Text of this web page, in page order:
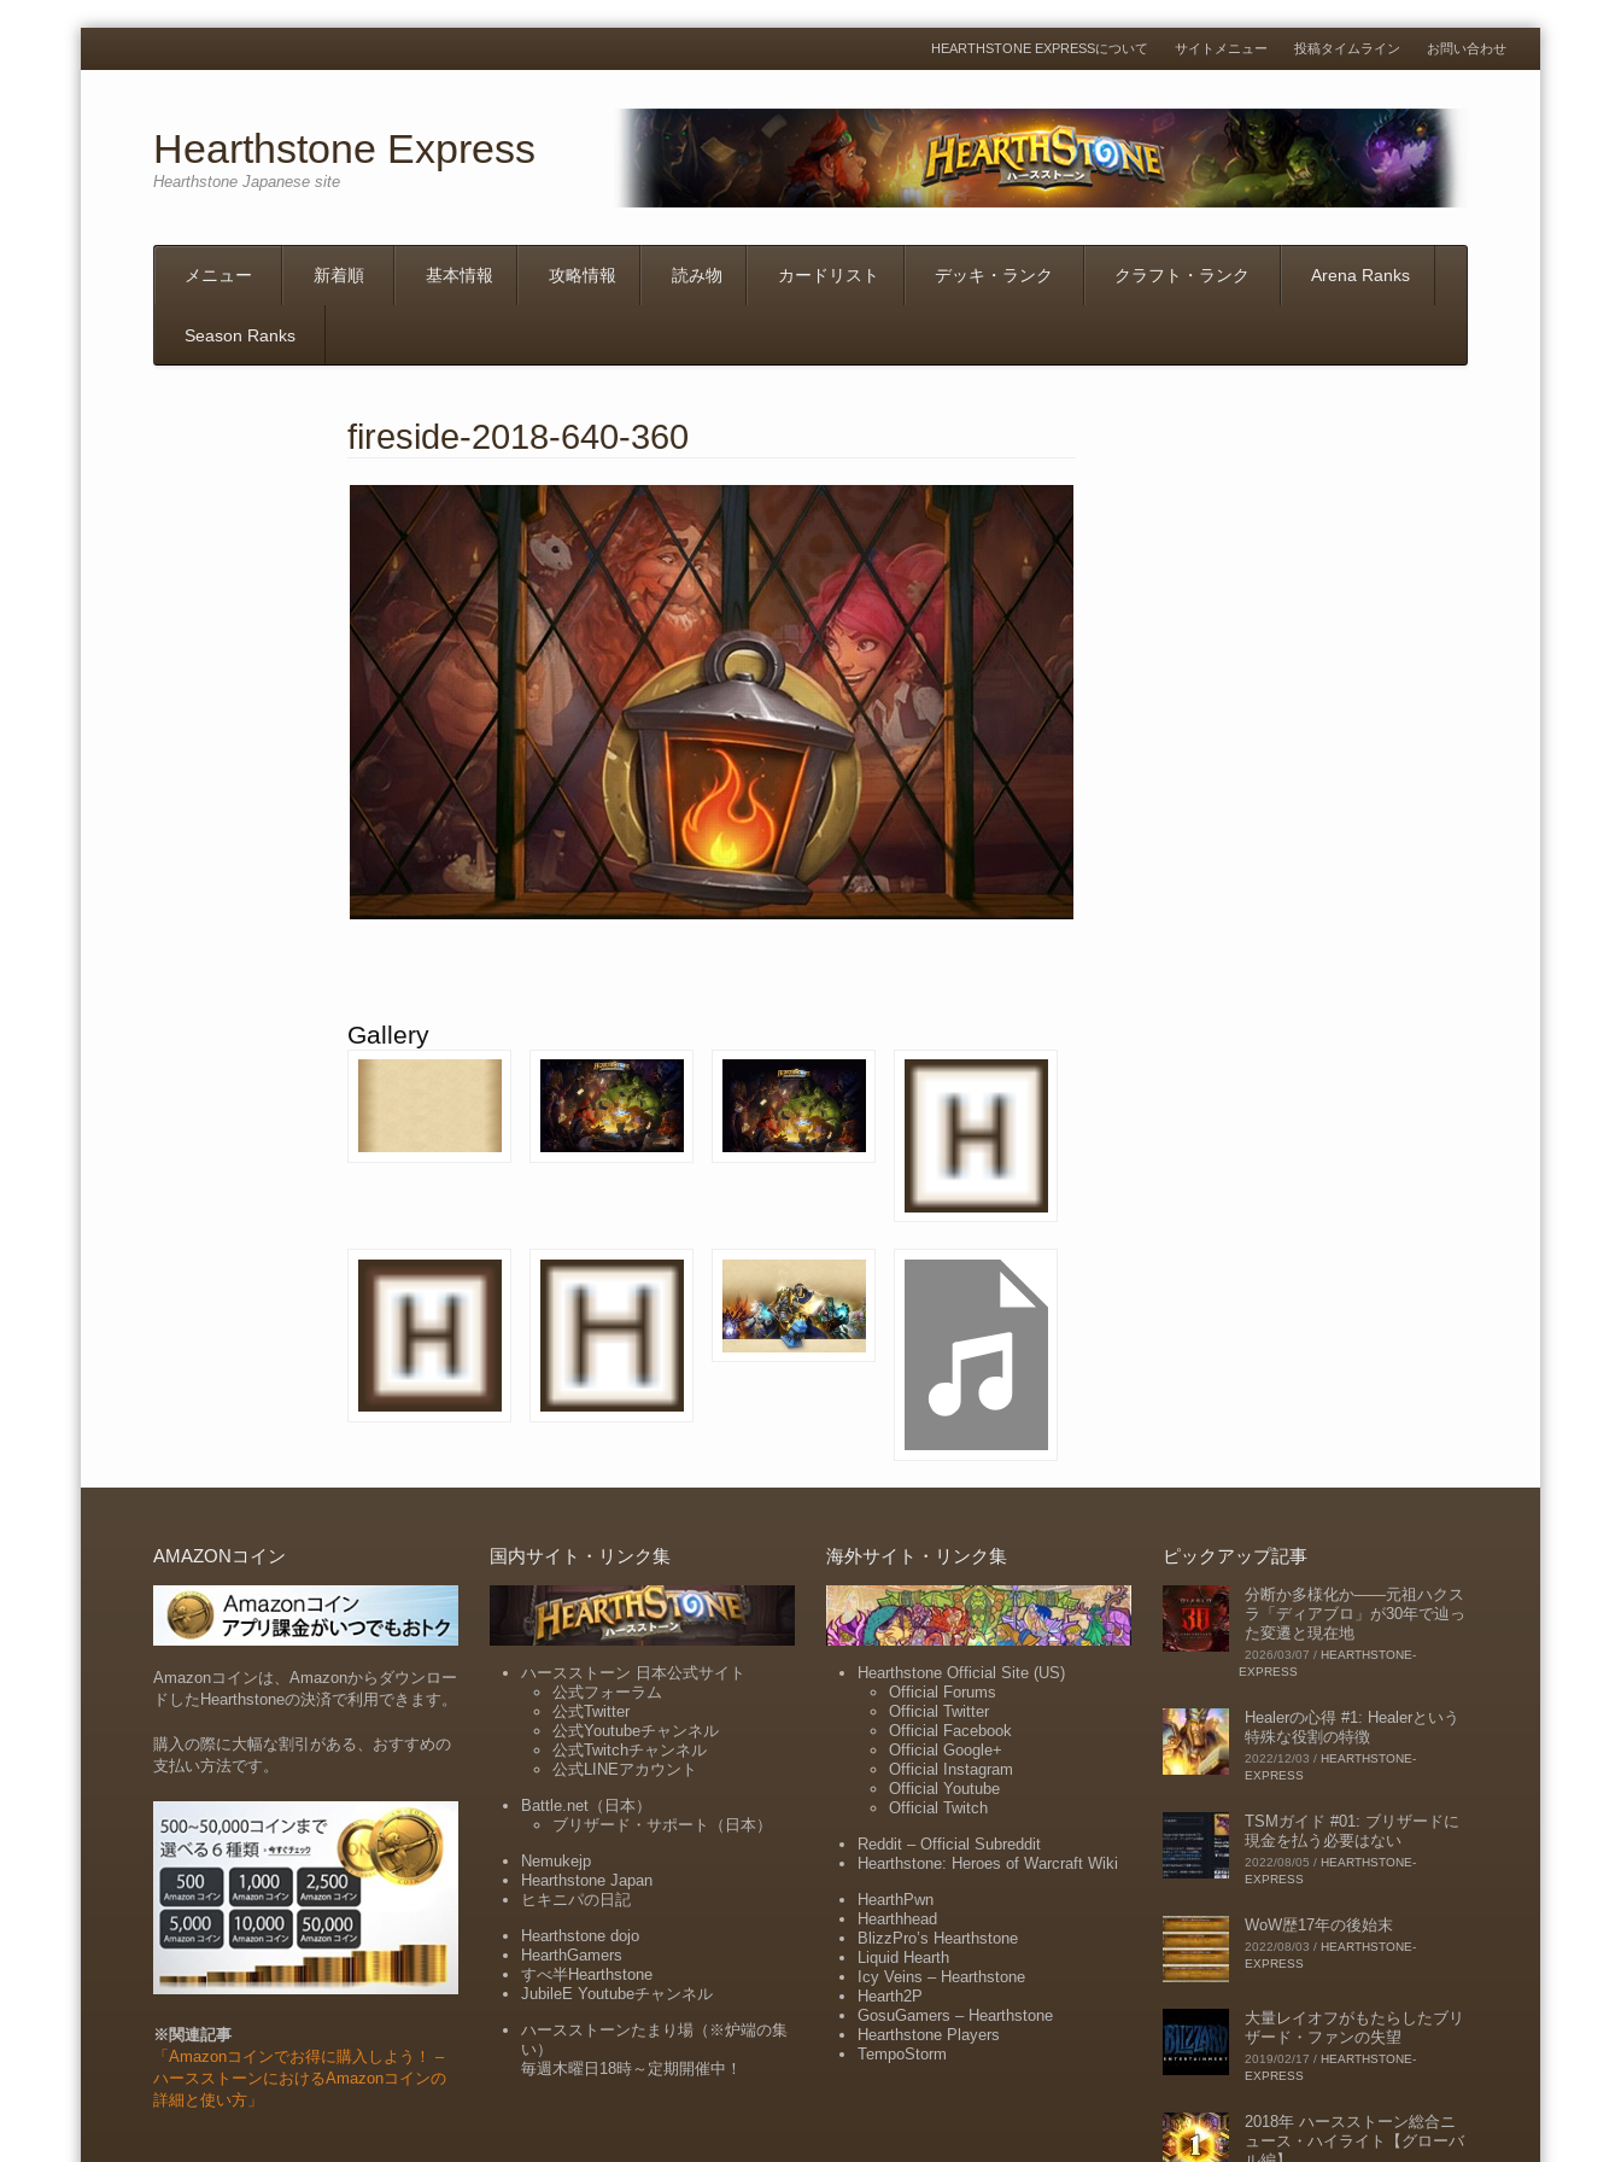
Menu
Skip
to
HEARTHSTONE EXPRESSについて サイトメニュー 投稿タイムライン お問い合わせ
Hearthstone Express
Hearthstone Japanese site
メニュー 新着順 基本情報 攻略情報 読み物 カードリスト デッキ・ランク クラフト・ランク Arena Ranks
Season Ranks
fireside-2018-640-360
Gallery
AMAZONコイン
Amazonコインは、Amazonからダウンロー
ドしたHearthstoneの決済で利用できます。
購入の際に大幅な割引がある、おすすめの
支払い方法です。
※関連記事
「Amazonコインでお得に購入しよう！ –
ハースストーンにおけるAmazonコインの
詳細と使い方」
国内サイト・リンク集
ハースストーン 日本公式サイト
公式フォーラム
公式Twitter
公式Youtubeチャンネル
公式Twitchチャンネル
公式LINEアカウント
Battle.net（日本）
ブリザード・サポート（日本）
Nemukejp
Hearthstone Japan
ヒキニパの日記
Hearthstone dojo
HearthGamers
すべ半Hearthstone
JubileE Youtubeチャンネル
ハースストーンたまり場（※炉端の集
い）
毎週木曜日18時～定期開催中！
海外サイト・リンク集
Hearthstone Official Site (US)
Official Forums
Official Twitter
Official Facebook
Official Google+
Official Instagram
Official Youtube
Official Twitch
Reddit – Official Subreddit
Hearthstone: Heroes of Warcraft Wiki
HearthPwn
Hearthhead
BlizzPro’s Hearthstone
Liquid Hearth
Icy Veins – Hearthstone
Hearth2P
GosuGamers – Hearthstone
Hearthstone Players
TempoStorm
ピックアップ記事
分断か多様化か――元祖ハクス
ラ「ディアブロ」が30年で辿っ
た変遷と現在地
2026/03/07 / HEARTHSTONE-
EXPRESS
Healerの心得 #1: Healerという
特殊な役割の特徴
2022/12/03 / HEARTHSTONE-
EXPRESS
TSMガイド #01: ブリザードに
現金を払う必要はない
2022/08/05 / HEARTHSTONE-
EXPRESS
WoW歴17年の後始末
2022/08/03 / HEARTHSTONE-
EXPRESS
大量レイオフがもたらしたブリ
ザード・ファンの失望
2019/02/17 / HEARTHSTONE-
EXPRESS
2018年 ハースストーン総合ニ
ュース・ハイライト【グローバ